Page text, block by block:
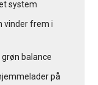
system
vinder frem i
balance
på